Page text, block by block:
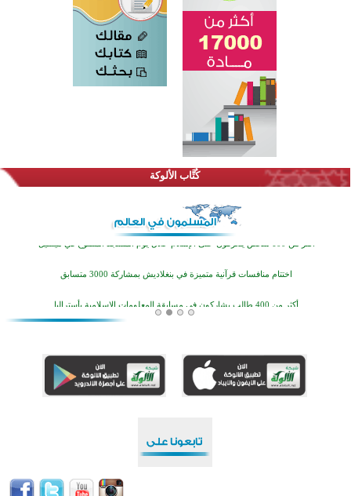
كُتَّاب الألوكة
القرآن والتربية في صدارة البرامج الصيفية للمسلمين في بينزا وساراتوف وموردوفيا هذا العام
اختتام منافسات قرآنية متميزة في بنغلاديش بمشاركة 3000 متسابق
منطقة ريبوفسي تحتفل بميلاد مسجد جديد في أجواء إيمانية مميزة
القرآن والتربية في صدارة البرامج الصيفية للمسلمين في بينزا وساراتوف وموردوفيا هذا العام